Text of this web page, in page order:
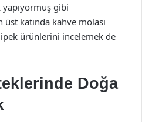
gibi
üst katında kahve molası
ürünlerini incelemek de
Doğa